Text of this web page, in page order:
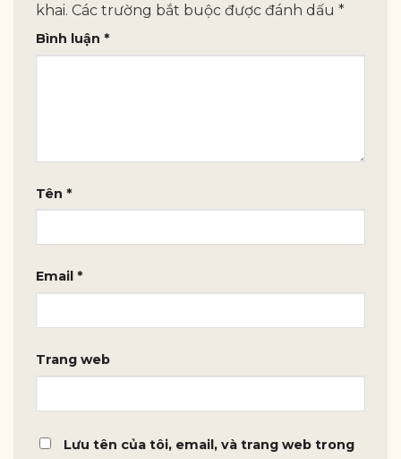
khai. Các trường bắt buộc được đánh dấu *
Bình luận *
Tên *
Email *
Trang web
Lưu tên của tôi, email, và trang web trong